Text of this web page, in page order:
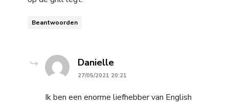
Beantwoorden
Daniellesays:
27/05/2021 20:21
Ik ben een enorme liefhebber van English